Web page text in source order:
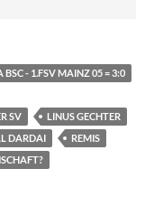
BSC - 1.FSV MAINZ 05 = 3:0
SV
LINUS GECHTER
DARDAI
REMIS